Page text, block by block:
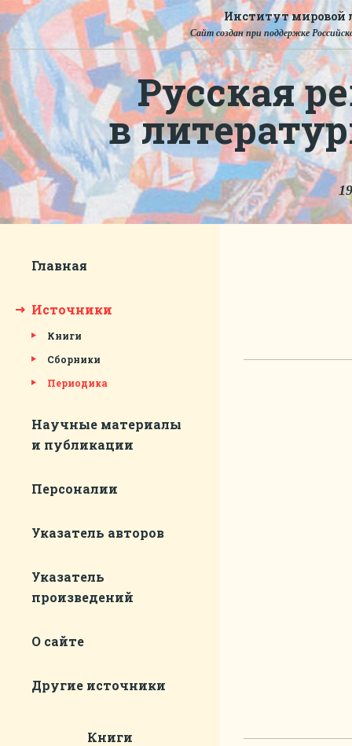
Институт мировой
Сайт создан при поддержке
Русская
в
Главная
Источники
Книги
Сборники
Периодика
Научные материалы
и публикации
Персоналии
Указатель авторов
Указатель
произведений
О сайте
Другие источники
Книги